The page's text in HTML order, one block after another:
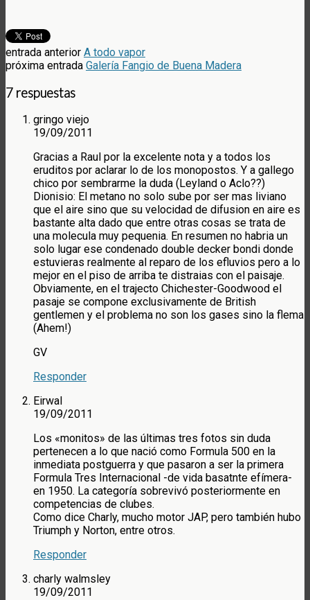
entrada anterior A todo vapor
próxima entrada Galería Fangio de Buena Madera
7 respuestas
gringo viejo
19/09/2011
Gracias a Raul por la excelente nota y a todos los
eruditos por aclarar lo de los monopostos. Y a gallego
chico por sembrarme la duda (Leyland o Aclo??)
Dionisio: El metano no solo sube por ser mas liviano
que el aire sino que su velocidad de difusion en aire es
bastante alta dado que entre otras cosas se trata de
una molecula muy pequenia. En resumen no habria un
solo lugar ese condenado double decker bondi donde
estuvieras realmente al reparo de los efluvios pero a lo
mejor en el piso de arriba te distraias con el paisaje.
Obviamente, en el trajecto Chichester-Goodwood el
pasaje se compone exclusivamente de British
gentlemen y el problema no son los gases sino la flema
(Ahem!)
GV
Responder
Eirwal
19/09/2011
Los «monitos» de las últimas tres fotos sin duda
pertenecen a lo que nació como Formula 500 en la
inmediata postguerra y que pasaron a ser la primera
Formula Tres Internacional -de vida basatnte efímera-
en 1950. La categoría sobrevivó posteriormente en
competencias de clubes.
Como dice Charly, mucho motor JAP, pero también hubo
Triumph y Norton, entre otros.
Responder
charly walmsley
19/09/2011